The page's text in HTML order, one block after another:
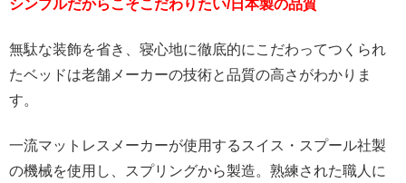
シンプルだからこそこだわりたい/日本製の品質
無駄な装飾を省き、寝心地に徹底的にこだわってつくられ
たベッドは老舗メーカーの技術と品質の高さがわかりま
す。
一流マットレスメーカーが使用するスイス・スプール社製
の機械を使用し、スプリングから製造。熟練された職人に